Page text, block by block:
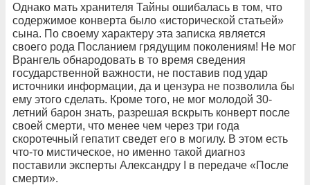
Однако мать хранителя Тайны ошибалась в том, что
содержимое конверта было «исторической статьей»
сына. По своему характеру эта записка является
своего рода Посланием грядущим поколениям! Не мог
Врангель обнародовать в то время сведения
государственной важности, не поставив под удар
источники информации, да и цензура не позволила бы
ему этого сделать. Кроме того, не мог молодой 30-
летний барон знать, разрешая вскрыть конверт после
своей смерти, что менее чем через три года
скоротечный гепатит сведет его в могилу. В этом есть
что-то мистическое, но именно такой диагноз
поставили эксперты Александру I в передаче «После
смерти».